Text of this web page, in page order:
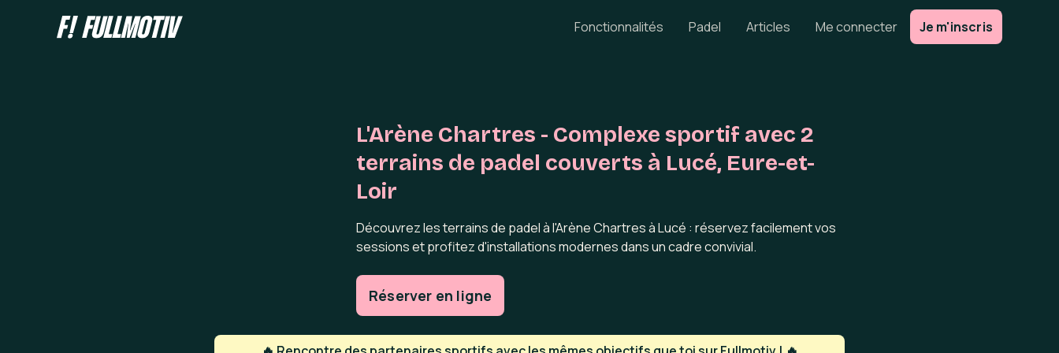
Fonctionnalités Padel Articles Me connecter Je m'inscris
L'Arène Chartres - Complexe sportif avec 2
terrains de padel couverts à Lucé, Eure-et-
Loir
Découvrez les terrains de padel à l'Arène Chartres à Lucé : réservez facilement vos
sessions et profitez d'installations modernes dans un cadre convivial.
Réserver en ligne